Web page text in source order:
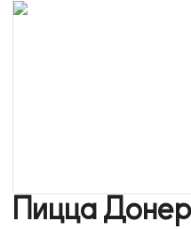
Пицца Донер